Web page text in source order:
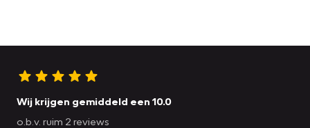
Wij krijgen gemiddeld een 10.0
o.b.v. ruim 2 reviews